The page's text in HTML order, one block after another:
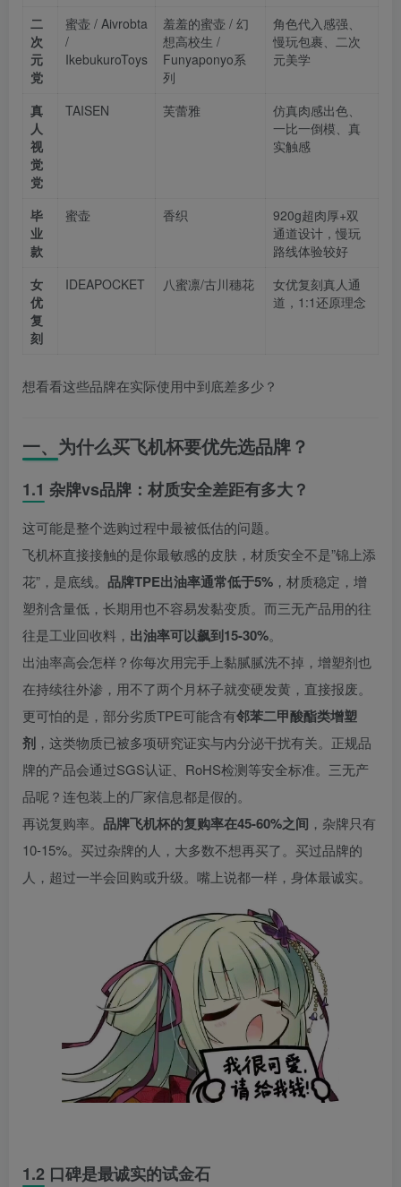
二
次
元
党
蜜壶 / Aivrobta
/
IkebukuroToys
羞羞的蜜壶 / 幻
想高校生 /
Funyaponyo系
列
角色代入感强、
慢玩包裹、二次
元美学
真
人
视
觉
党
TAISEN 芙蕾雅
仿真肉感出色、
一比一倒模、真
实触感
毕
业
款
蜜壶 香织
920g超肉厚+双
通道设计，慢玩
路线体验较好
女
优
复
刻
IDEAPOCKET 八蜜凛/古川穗花
女优复刻真人通
道，1:1还原理念
想看看这些品牌在实际使用中到底差多少？
一、为什么买飞机杯要优先选品牌？
1.1 杂牌vs品牌：材质安全差距有多大？
这可能是整个选购过程中最被低估的问题。
飞机杯直接接触的是你最敏感的皮肤，材质安全不是”锦上添
花”，是底线。 品牌TPE出油率通常低于5% ，材质稳定，增
塑剂含量低，长期用也不容易发黏变质。而三无产品用的往
往是工业回收料， 出油率可以飙到15-30%。
出油率高会怎样？你每次用完手上黏腻腻洗不掉，增塑剂也
在持续往外渗，用不了两个月杯子就变硬发黄，直接报废。
更可怕的是，部分劣质TPE可能含有邻苯二甲酸酯类增塑
剂 ，这类物质已被多项研究证实与内分泌干扰有关。正规品
牌的产品会通过SGS认证、RoHS检测等安全标准。三无产
品呢？连包装上的厂家信息都是假的。
再说复购率。 品牌飞机杯的复购率在45-60%之间 ，杂牌只有
10-15%。买过杂牌的人，大多数不想再买了。买过品牌的
人，超过一半会回购或升级。嘴上说都一样，身体最诚实。
1.2 口碑是最诚实的试金石